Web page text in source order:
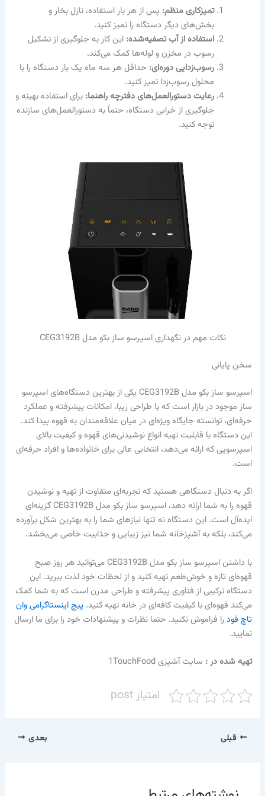
تمیزکاری منظم: پس از هر بار استفاده، نازل بخار و
بخش‌های دیگر دستگاه را تمیز کنید.
استفاده از آب تصفیه‌شده: این کار به جلوگیری از تشکیل
رسوب در مخزن و لوله‌ها کمک می‌کند.
رسوب‌زدایی دوره‌ای: حداقل هر سه ماه یک بار دستگاه را با
محلول رسوب‌زدا تمیز کنید.
رعایت دستورالعمل‌های دفترچه راهنما: برای استفاده بهینه و
جلوگیری از خرابی دستگاه، حتماً به دستورالعمل‌های سازنده
توجه کنید.
نکات مهم در نگهداری اسپرسو ساز بکو مدل CEG3192B
سخن پایانی
اسپرسو ساز بکو مدل CEG3192B یکی از بهترین دستگاه‌های اسپرسو
ساز موجود در بازار است که با طراحی زیبا، امکانات پیشرفته و عملکرد
حرفه‌ای، توانسته جایگاه ویژه‌ای در میان علاقه‌مندان به قهوه پیدا کند.
این دستگاه با قابلیت تهیه انواع نوشیدنی‌های قهوه و کیفیت بالای
اسپرسویی که ارائه می‌دهد، انتخابی عالی برای خانواده‌ها و افراد حرفه‌ای
است.
اگر به دنبال دستگاهی هستید که تجربه‌ای متفاوت از تهیه و نوشیدن
قهوه را به شما ارائه دهد، اسپرسو ساز بکو مدل CEG3192B گزینه‌ای
ایده‌آل است. این دستگاه نه تنها نیازهای شما را به بهترین شکل برآورده
می‌کند، بلکه به آشپزخانه شما نیز زیبایی و جذابیت خاصی می‌بخشد.
با داشتن اسپرسو ساز بکو مدل CEG3192B می‌توانید هر روز صبح
قهوه‌ای تازه و خوش‌طعم تهیه کنید و از لحظات خود لذت ببرید. این
دستگاه ترکیبی از فناوری پیشرفته و طراحی مدرن است که به شما کمک
می‌کند قهوه‌ای با کیفیت کافه‌ای در خانه تهیه کنید.پیج اینستاگرامی وان
تاچ فودرا فراموش نکنید. حتما نظرات و پیشنهادات خود را برای ما ارسال
نمایید.
تهیه شده در :‌ سایت آشپزی 1TouchFood
امتیاز post
قبلی بعدی